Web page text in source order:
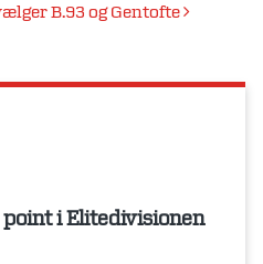
B.93 og Gentofte
i Elitedivisionen